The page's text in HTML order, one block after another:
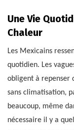
Une Vie
Chaleur
Les Mexicains
quotidien. Les
obligent à repenser
sans climatisation,
beaucoup, même
nécessaire il y a